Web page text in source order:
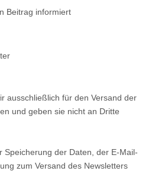
Beitrag informiert
ausschließlich für den Versand der
und geben sie nicht an Dritte
Speicherung der Daten, der E-Mail-
zum Versand des Newsletters